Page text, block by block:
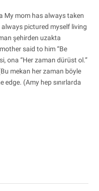
My mom has always taken
always pictured myself living
şehirden uzakta
said to him “Be
ona “Her zaman dürüst ol.”
mekan her zaman böyle
(Amy hep sınırlarda